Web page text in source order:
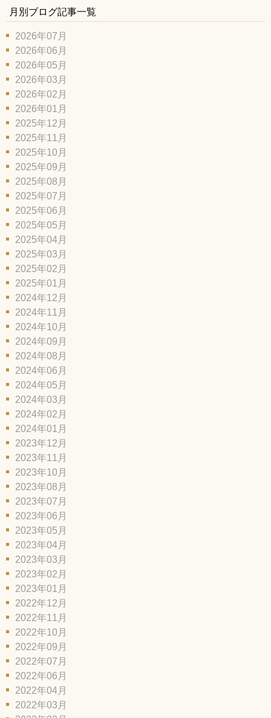
月別ブログ記事一覧
2026年07月
2026年06月
2026年05月
2026年03月
2026年02月
2026年01月
2025年12月
2025年11月
2025年10月
2025年09月
2025年08月
2025年07月
2025年06月
2025年05月
2025年04月
2025年03月
2025年02月
2025年01月
2024年12月
2024年11月
2024年10月
2024年09月
2024年08月
2024年06月
2024年05月
2024年03月
2024年02月
2024年01月
2023年12月
2023年11月
2023年10月
2023年08月
2023年07月
2023年06月
2023年05月
2023年04月
2023年03月
2023年02月
2023年01月
2022年12月
2022年11月
2022年10月
2022年09月
2022年07月
2022年06月
2022年04月
2022年03月